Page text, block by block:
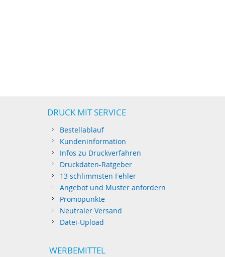
DRUCK MIT SERVICE
Bestellablauf
Kundeninformation
Infos zu Druckverfahren
Druckdaten-Ratgeber
13 schlimmsten Fehler
Angebot und Muster anfordern
Promopunkte
Neutraler Versand
Datei-Upload
WERBEMITTEL